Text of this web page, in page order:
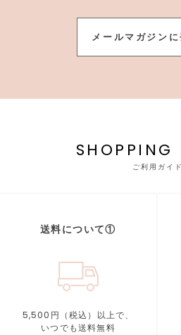
メールマガジン
SHOPPING
ご利用ガイド
送料について①
5,500円（税込）以上で、
いつでも送料無料